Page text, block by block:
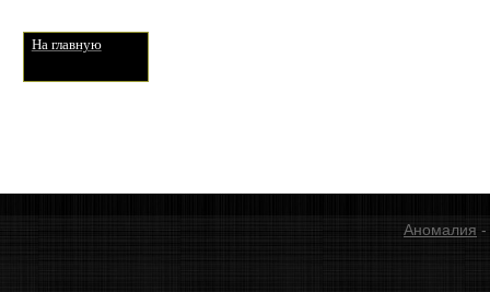
На главную
Аномалия -